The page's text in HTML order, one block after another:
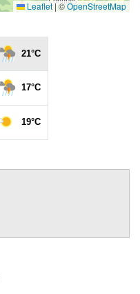
Leaflet|©OpenStreetMap